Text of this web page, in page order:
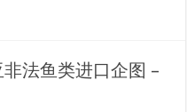
法鱼类进口企图 –